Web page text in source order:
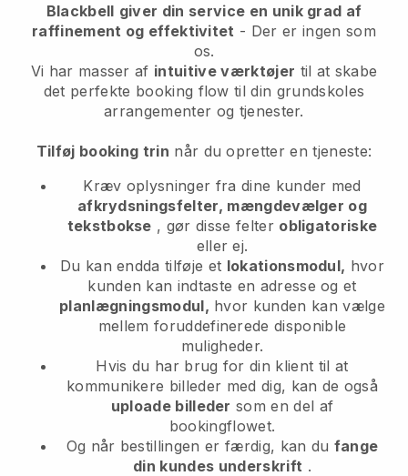
Blackbell giver din service en unik grad af
raffinement og effektivitet - Der er ingen som
os.
Vi har masser af intuitive værktøjer til at skabe
det perfekte booking flow til din grundskoles
arrangementer og tjenester.
Tilføj booking trin når du opretter en tjeneste:
Kræv oplysninger fra dine kunder med
afkrydsningsfelter, mængdevælger og
tekstbokse , gør disse felter obligatoriske
eller ej.
Du kan endda tilføje et lokationsmodul, hvor
kunden kan indtaste en adresse og et
planlægningsmodul, hvor kunden kan vælge
mellem foruddefinerede disponible
muligheder.
Hvis du har brug for din klient til at
kommunikere billeder med dig, kan de også
uploade billeder som en del af
bookingflowet.
Og når bestillingen er færdig, kan du fange
din kundes underskrift .